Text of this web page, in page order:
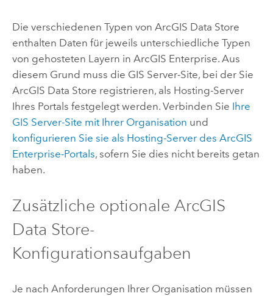
Die verschiedenen Typen von ArcGIS Data Store
enthalten Daten für jeweils unterschiedliche Typen
von gehosteten Layern in ArcGIS Enterprise. Aus
diesem Grund muss die GIS Server-Site, bei der Sie
ArcGIS Data Store registrieren, als Hosting-Server
Ihres Portals festgelegt werden. Verbinden Sie Ihre
GIS Server-Site mit Ihrer Organisation und
konfigurieren Sie sie als Hosting-Server des ArcGIS
Enterprise-Portals, sofern Sie dies nicht bereits getan
haben.
Zusätzliche optionale ArcGIS
Data Store-
Konfigurationsaufgaben
Je nach Anforderungen Ihrer Organisation müssen